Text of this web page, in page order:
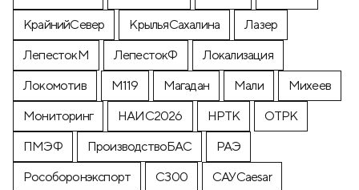
КрайнийСевер
КрыльяСахалина
Лазер
ЛепестокМ
ЛепестокФ
Локализация
Локомотив
М119 Магадан Мали
Михеев
Мониторинг
НАИС2026 НРТК
ОТРК
ПМЭФ
ПроизводствоБАС
РАЭ
Рособоронэкспорт
С300
САУCaesar